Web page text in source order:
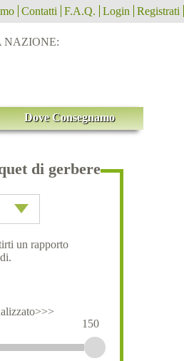
Contatti F.A.Q. Login Registrati
NAZIONE:
Dove Consegnamo
di gerbere
un rapporto
150